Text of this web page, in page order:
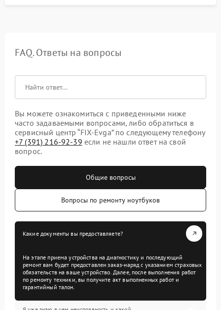
FAQ. Ответы на вопросы
Вы можете ознакомиться с приведенными ниже
часто задаваемыми вопросами, либо обратиться в
сервисный центр “FIX-Evga” по следующему телефону
+7 (391) 216-92-39 если не нашли ответ на свой
вопрос.
Общие вопросы
Вопросы по ремонту ноутбуков
Какие документы вы предоставляете?
На этапе приема устройства на диагностику и последующий
ремонт вам будет предоставлен заказ-наряд с указанием страховых
обязательств на ваше устройство. Далее, после выполнения работ
по ремонту техники, вы получите акт выполненных работ и
гарантийный талон.